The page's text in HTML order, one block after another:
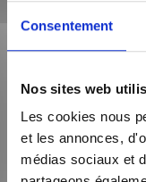
Consentement
Nos sites web
Les cookies nous
et les annonces,
médias sociaux et
d’une vingtaine
forcément une qui
Vous pouvez
en fonction de
ouverte,
(tuiles, enduit de
vos gouts.